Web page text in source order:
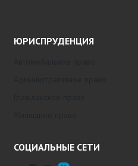
ЮРИСПРУДЕНЦИЯ
СОЦИАЛЬНЫЕ СЕТИ